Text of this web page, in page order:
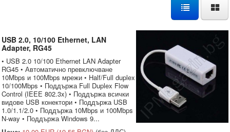
USB 2.0, 10/100 Ethernet, LAN
Adapter, RG45
• USB 2.0 10/100 Ethernet LAN Adapter
RG45 • Автоматично превключване
10Mbps и 100Mbps мрежи • Half/Full duplex
10/100Mbps • Поддържа Full Duplex Flow
Control (IEEE 802.3x) • Поддържа всички
видове USB конектори • Поддържа USB
1.0/1.1/2.0 • Поддържа 10Mbps и 100Mbps
N-way • Поддържа Windows 9...